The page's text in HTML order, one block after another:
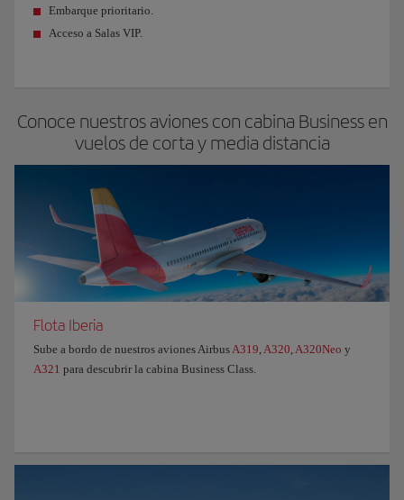
Embarque prioritario.
Acceso a Salas VIP.
Conoce nuestros aviones con cabina Business en
vuelos de corta y media distancia
Flota Iberia
Sube a bordo de nuestros aviones Airbus A319 A320 A320Neo y
A321 para descubrir la cabina Business Class.